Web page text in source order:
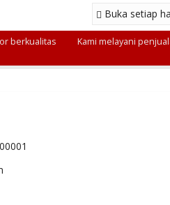
Buka setiap
berkualitas Kami melayani